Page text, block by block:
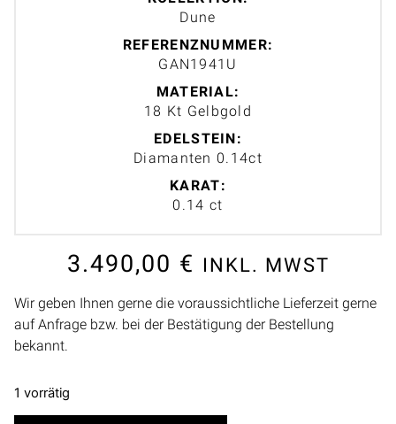
Dune
REFERENZNUMMER:
GAN1941U
MATERIAL:
18 Kt Gelbgold
EDELSTEIN:
Diamanten 0.14ct
KARAT:
0.14 ct
3.490,00 € INKL. MWST
Wir geben Ihnen gerne die voraussichtliche Lieferzeit gerne
auf Anfrage bzw. bei der Bestätigung der Bestellung
bekannt.
1 vorrätig